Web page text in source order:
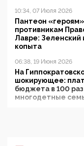
10:34, 07 Июля 2026
Пантеон
противникам
Лавре: Зеленский
копыта
06:38, 19 Июня 2026
На
шокирующее:
бюджета в 100
многодетные